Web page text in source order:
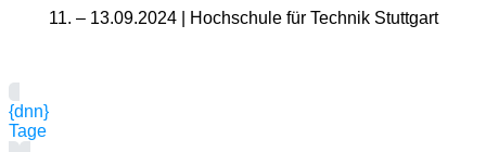
11. – 13.09.2024 | Hochschule für Technik Stuttgart
{dnn}
Tage